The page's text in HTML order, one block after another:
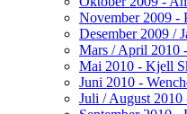
November 2009 -
Desember 2009 /
Mars / April 2010
Mai 2010 - Kjell
Juni 2010 -
Juli / August 2010